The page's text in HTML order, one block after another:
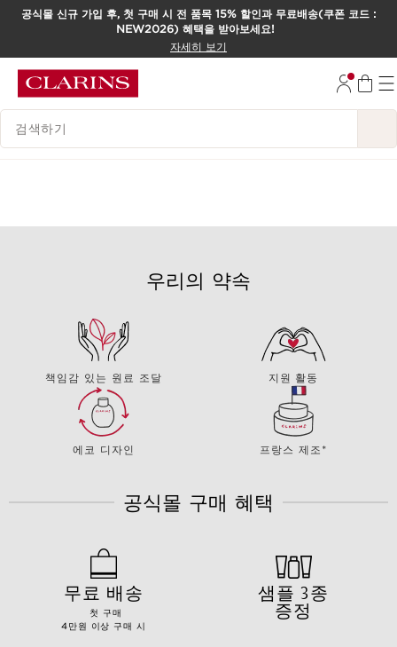
컨텐츠로 이동하기
공식몰 신규 가입 후, 첫 구매 시 전 품목 15% 할인과 무료배송(쿠폰 코드 :
NEW2026) 혜택을 받아보세요!
자세히 보기
범례 검색하기
우리의 약속
책임감 있는 원료 조달 지원 활동
에코 디자인 프랑스 제조*
공식몰 구매 혜택
무료 배송
첫 구매
4만원 이상 구매 시
샘플 3종
증정